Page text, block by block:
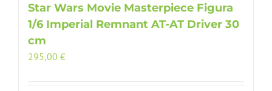
Star Wars Movie Masterpiece Figura
1/6 Imperial Remnant AT-AT Driver 30
cm
295,00 €